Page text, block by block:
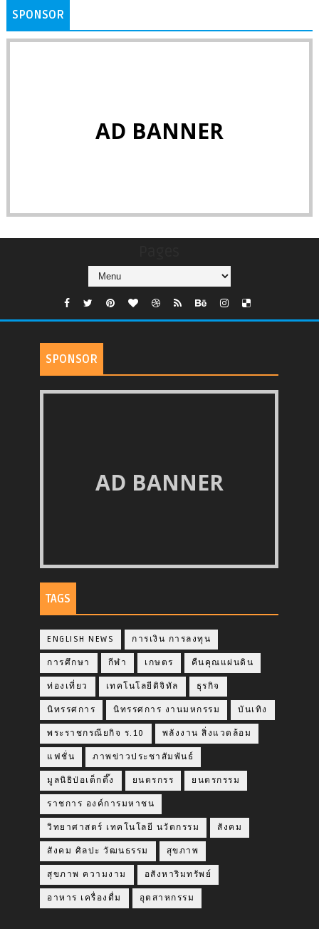
SPONSOR
AD BANNER
SPONSOR
AD BANNER
TAGS
ENGLISH NEWS การเงิน การลงทุน
การศึกษา กีฬา เกษตร คืนคุณแผ่นดิน
ท่องเที่ยว เทคโนโลยีดิจิทัล ธุรกิจ
นิทรรศการ นิทรรศการ งานมหกรรม บันเทิง
พระราชกรณียกิจ ร.10 พลังงาน สิ่งแวดล้อม
แฟชั่น ภาพข่าวประชาสัมพันธ์
มูลนิธิป่อเต็กตึ๊ง ยนตรกรร ยนตรกรรม
ราชการ องค์การมหาชน
วิทยาศาสตร์ เทคโนโลยี นวัตกรรม สังคม
สังคม ศิลปะ วัฒนธรรม สุขภาพ
สุขภาพ ความงาม อสังหาริมทรัพย์
อาหาร เครื่องดื่ม อุตสาหกรรม